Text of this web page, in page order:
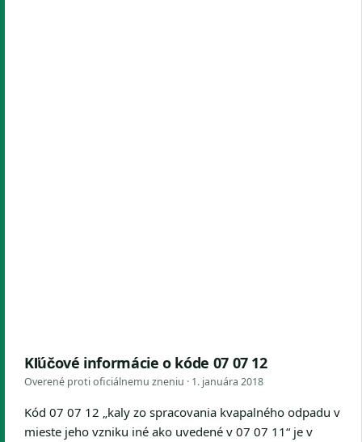
Kľúčové informácie o kóde 07 07 12
Overené proti oficiálnemu zneniu · 1. januára 2018
Kód 07 07 12 „kaly zo spracovania kvapalného odpadu v
mieste jeho vzniku iné ako uvedené v 07 07 11“ je v